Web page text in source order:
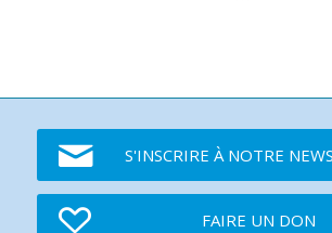
S'INSCRIRE À NOTRE
FAIRE UN DON